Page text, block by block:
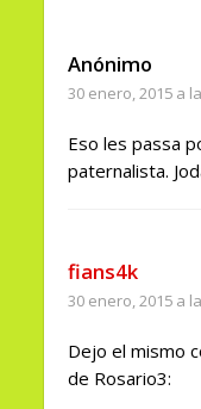
Anónimo
30 enero, 2015 a
Eso les passa
paternalista.
fians4k
30 enero, 2015 a
Dejo el mismo
de Rosario3: